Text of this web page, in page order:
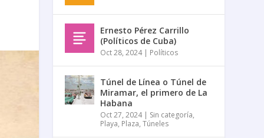
Ernesto Pérez Carrillo
(Políticos de Cuba)
Oct 28, 2024| Políticos
Túnel de Línea o Túnel de
Miramar, el primero de La
Habana
Oct 27, 2024| Sin categoría,
Playa, Plaza,Túneles